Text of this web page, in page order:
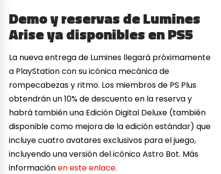
Demo y reservas de Lumines
Arise ya disponibles en PS5
La nueva entrega de Lumines llegará próximamente
a PlayStation con su icónica mecánica de
rompecabezas y ritmo. Los miembros de PS Plus
obtendrán un 10% de descuento en la reserva y
habrá también una Edición Digital Deluxe (también
disponible como mejora de la edición estándar) que
incluye cuatro avatares exclusivos para el juego,
incluyendo una versión del icónico Astro Bot. Más
informaciónen este enlace.